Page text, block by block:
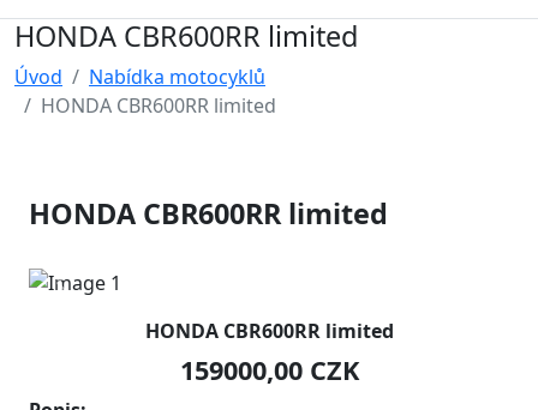
HONDA CBR600RR limited
Úvod
Nabídka motocyklů
HONDA CBR600RR limited
HONDA CBR600RR limited
HONDA CBR600RR limited
159000,00 CZK